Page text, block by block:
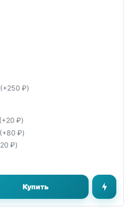
(+250 ₽)
(+20 ₽)
(+80 ₽)
₽)
Купить